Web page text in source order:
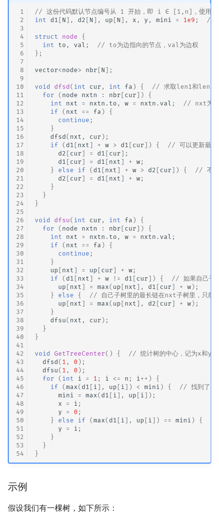
Lyndon 分解
Main–Lorentz 算法
杜教筛
Min_25 筛
洲阁筛
Meissel–Lehmer 算法
Stern–Brocot 树与 Farey
二次域
序理论
杨氏矩阵
拟阵
Berlekamp–Massey 算法
动态树
析合树
PQ 树
手指树
霍夫曼树
1
2
3
4
5
6
7
8
9
10
11
12
13
14
15
16
17
18
19
20
21
22
23
24
25
26
27
28
29
30
31
32
33
34
35
36
37
38
39
40
41
42
43
44
45
46
47
48
49
50
51
52
53
54
// 这份代码默认节点编号从 1 开始，即 i ∈ [1,n]，使用
int
d1 [ N ], d2 [ N ], up [ N ], x , y , mini = 1e9 ; //
struct node
{
int
to , val ;
// to为边指向的节点，val为边权
};
vector<node> nbr [ N ];
void dfsd( int cur , int fa ) {
// 求取len1和len2
for
( node nxtn : nbr [ cur ])
{
int
nxt = nxtn . to , w = nxtn . val ;
// nxt为这
if
( nxt == fa )
{
continue ;
}
dfsd( nxt , cur );
if
( d1 [ nxt ] + w > d1 [ cur ]) {
// 可以更新最长
d2 [ cur ] = d1 [ cur ];
d1 [ cur ] = d1 [ nxt ] + w ;
}
else if ( d1 [ nxt ] + w > d2 [ cur ]) {
// 不能
d2 [ cur ] = d1 [ nxt ] + w ;
}
}
}
void dfsu( int cur , int fa )
{
for
( node nxtn : nbr [ cur ])
{
int
nxt = nxtn . to , w = nxtn . val ;
if
( nxt == fa )
{
continue ;
}
up [ nxt ] = up [ cur ] + w ;
if
( d1 [ nxt ] + w != d1 [ cur ]) {
// 如果自己子
up [ nxt ] = max( up [ nxt ], d1 [ cur ] + w );
}
else {
// 自己子树里的最长链在nxt子树里，只能
up [ nxt ] = max( up [ nxt ], d2 [ cur ] + w );
}
dfsu( nxt , cur );
}
}
void GetTreeCenter() {
// 统计树的中心，记为x和y（
dfsd( 1 , 0 );
dfsu( 1 , 0 );
for
( int i = 1 ; i <= n ; i++ )
{
if
(max( d1 [ i ], up [ i ]) < mini ) {
// 找到了
mini
= max( d1 [ i ], up [ i ]);
x
= i ;
y
= 0 ;
}
else if (max( d1 [ i ], up [ i ]) == mini ) {
y
= i ;
}
}
}
示例
假设我们有一棵树，如下所示：